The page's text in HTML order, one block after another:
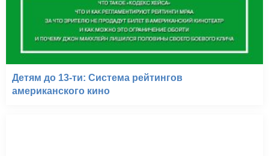
Детям до 13-ти: Система рейтингов
американского кино